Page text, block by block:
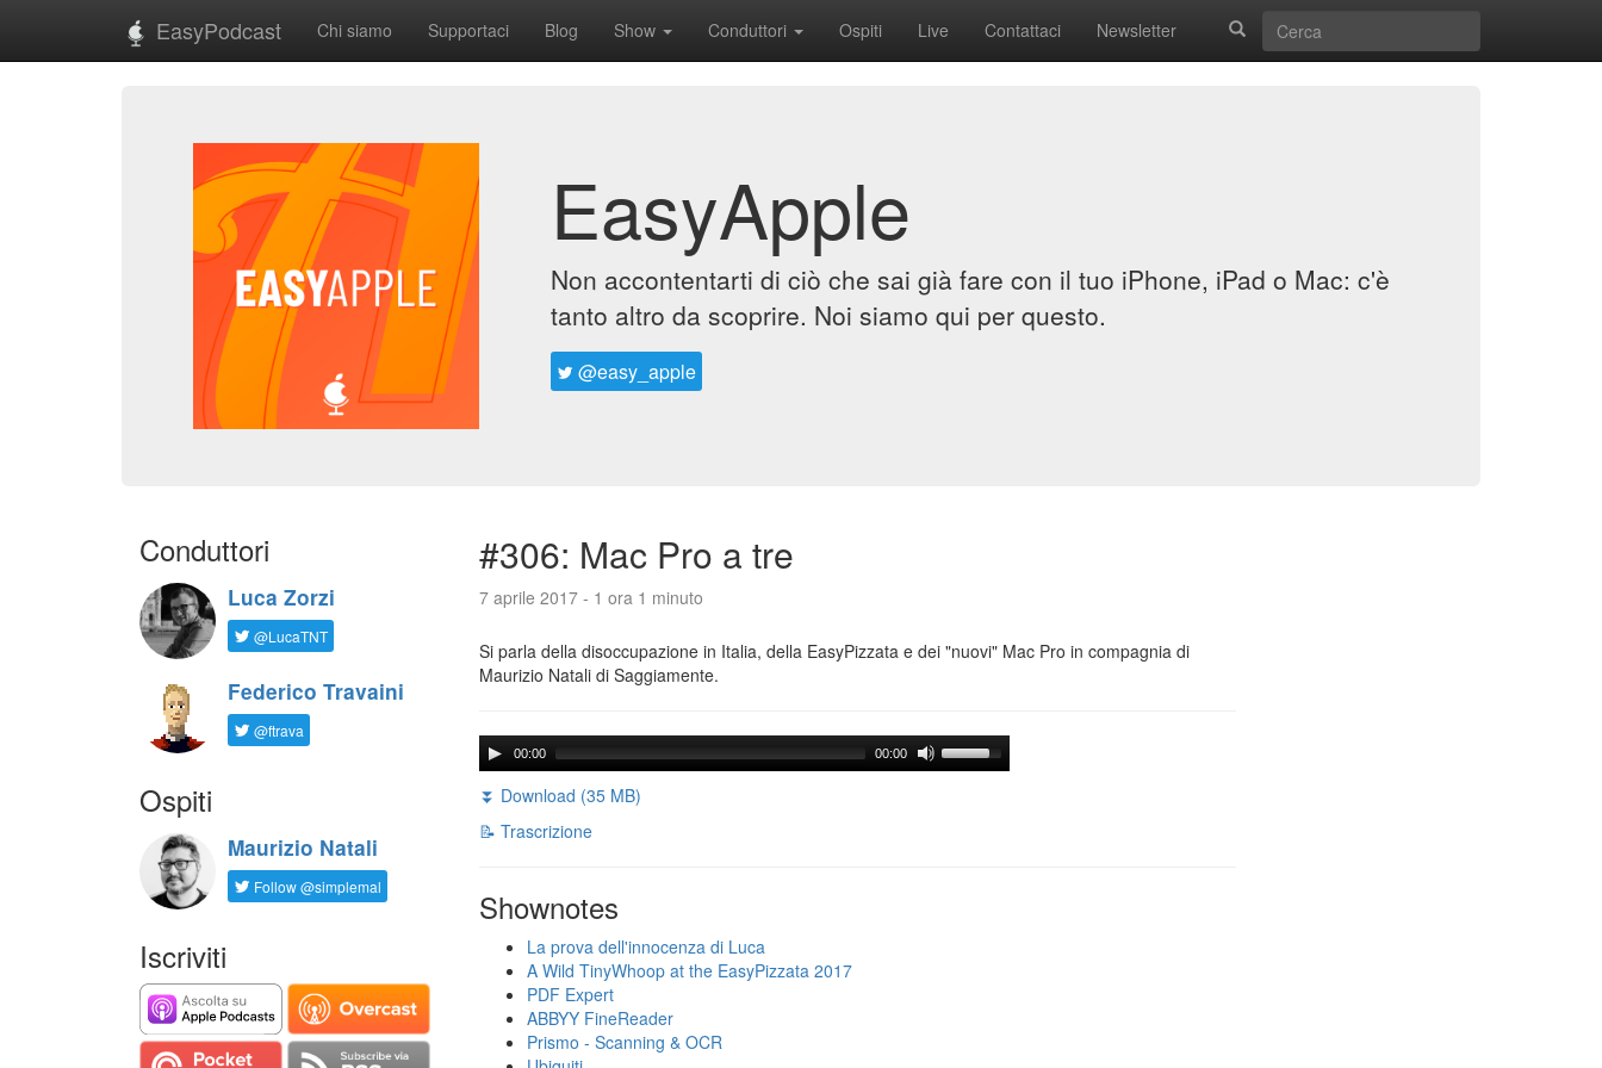
EasyPodcast Chi siamo Supportaci Blog Show Conduttori Ospiti Live Contattaci Newsletter
EasyApple
Non accontentarti di ciò che sai già fare con il tuo iPhone, iPad o Mac: c'è
tanto altro da scoprire. Noi siamo qui per questo.
@easy_apple
Conduttori
Luca Zorzi
@LucaTNT
Federico Travaini
@ftrava
Ospiti
Maurizio Natali
Follow @simplemal
Iscriviti
#306: Mac Pro a tre
7 aprile 2017 - 1 ora 1 minuto
Si parla della disoccupazione in Italia, della EasyPizzata e dei "nuovi" Mac Pro in compagnia di
Maurizio Natali di Saggiamente.
00:00 00:00
⏬ Download (35 MB)
📝 Trascrizione
Shownotes
La prova dell'innocenza di Luca
A Wild TinyWhoop at the EasyPizzata 2017
PDF Expert
ABBYY FineReader
Prismo - Scanning & OCR